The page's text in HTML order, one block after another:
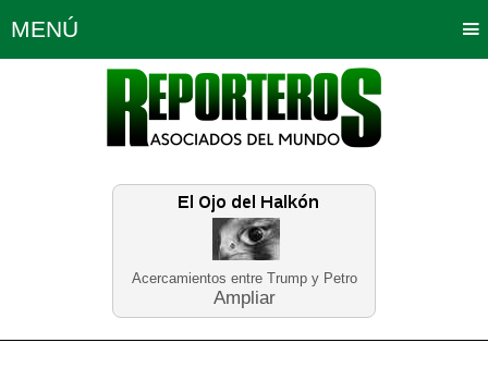
Acercamientos entre Trump y Petro
Ampliar
MENÚ
Política Opinión Bogotá
Planeta Tierra Deportes
Educación Neira